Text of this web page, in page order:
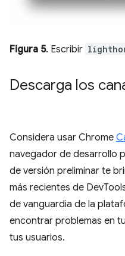
Figura 5. Escribir
Descarga los
Considera usar Chrome
navegador de desarrollo
de versión preliminar te
más recientes de
de vanguardia de la
encontrar problemas en
tus usuarios.